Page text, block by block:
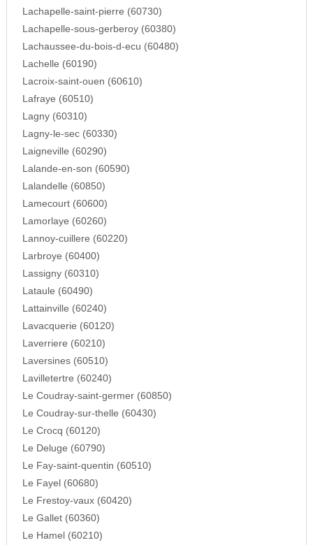
Lachapelle-saint-pierre (60730)
Lachapelle-sous-gerberoy (60380)
Lachaussee-du-bois-d-ecu (60480)
Lachelle (60190)
Lacroix-saint-ouen (60610)
Lafraye (60510)
Lagny (60310)
Lagny-le-sec (60330)
Laigneville (60290)
Lalande-en-son (60590)
Lalandelle (60850)
Lamecourt (60600)
Lamorlaye (60260)
Lannoy-cuillere (60220)
Larbroye (60400)
Lassigny (60310)
Lataule (60490)
Lattainville (60240)
Lavacquerie (60120)
Laverriere (60210)
Laversines (60510)
Lavilletertre (60240)
Le Coudray-saint-germer (60850)
Le Coudray-sur-thelle (60430)
Le Crocq (60120)
Le Deluge (60790)
Le Fay-saint-quentin (60510)
Le Fayel (60680)
Le Frestoy-vaux (60420)
Le Gallet (60360)
Le Hamel (60210)